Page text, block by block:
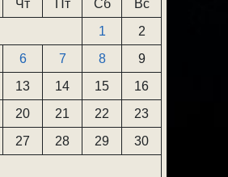
Чт Пт Сб
Вс
1
2
6 7 8
9
13 14 15
16
20 21 22
23
27 28 29
30